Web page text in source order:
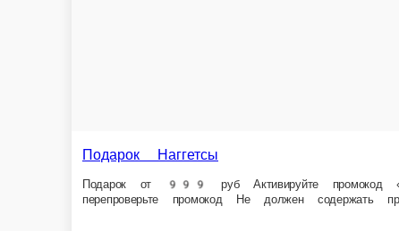
Подарок Наггетсы
Подарок от 999 руб Активируйте промокод «Подарок3» в корзине
«Подарок3»